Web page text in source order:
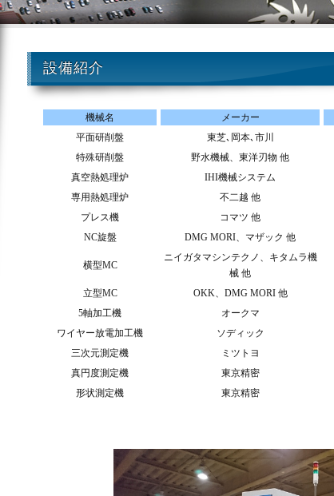
設備紹介
機械名 メーカー
平面研削盤
東芝､岡本､市川
特殊研削盤
野水機械、東洋刃物 他
真空熱処理炉
IHI機械システム
専用熱処理炉
不二越 他
プレス機
コマツ 他
NC旋盤
DMG MORI、マザック 他
横型MC
ニイガタマシンテクノ、キタムラ機
械 他
立型MC OKK、DMG MORI 他
5軸加工機
オークマ
ワイヤー放電加工機
ソディック
三次元測定機
ミツトヨ
真円度測定機
東京精密
形状測定機
東京精密